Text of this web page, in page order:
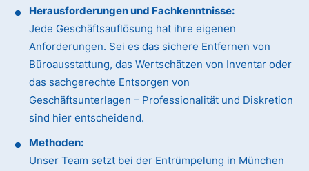
Herausforderungen und Fachkenntnisse:
Jede Geschäftsauflösung hat ihre eigenen
Anforderungen. Sei es das sichere Entfernen von
Büroausstattung, das Wertschätzen von Inventar oder
das sachgerechte Entsorgen von
Geschäftsunterlagen – Professionalität und Diskretion
sind hier entscheidend.
Methoden:
Unser Team setzt bei der Entrümpelung in München